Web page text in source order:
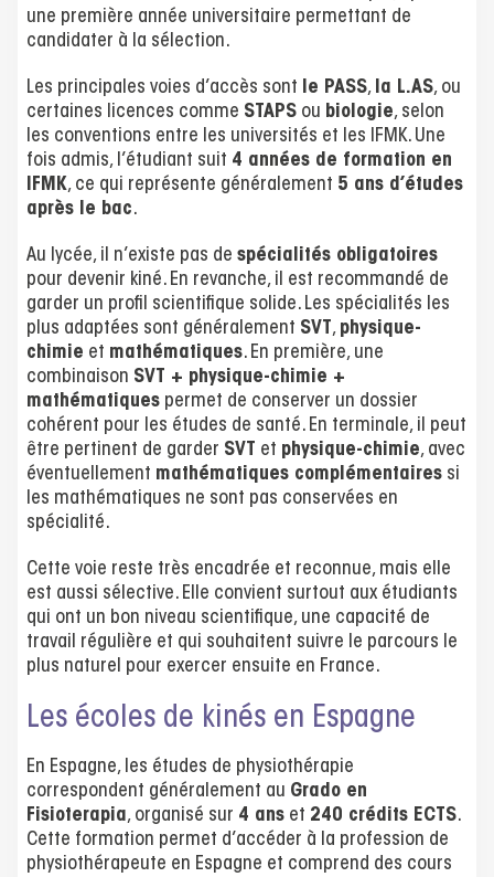
une première année universitaire permettant de
candidater à la sélection.
Les principales voies d’accès sont le PASS, la L.AS, ou
certaines licences comme STAPS ou biologie, selon
les conventions entre les universités et les IFMK. Une
fois admis, l’étudiant suit 4 années de formation en
IFMK, ce qui représente généralement 5 ans d’études
après le bac.
Au lycée, il n’existe pas de spécialités obligatoires
pour devenir kiné. En revanche, il est recommandé de
garder un profil scientifique solide. Les spécialités les
plus adaptées sont généralement SVT, physique-
chimie et mathématiques. En première, une
combinaison SVT + physique-chimie +
mathématiques permet de conserver un dossier
cohérent pour les études de santé. En terminale, il peut
être pertinent de garder SVT et physique-chimie, avec
éventuellement mathématiques complémentaires si
les mathématiques ne sont pas conservées en
spécialité.
Cette voie reste très encadrée et reconnue, mais elle
est aussi sélective. Elle convient surtout aux étudiants
qui ont un bon niveau scientifique, une capacité de
travail régulière et qui souhaitent suivre le parcours le
plus naturel pour exercer ensuite en France.
Les écoles de kinés en Espagne
En Espagne, les études de physiothérapie
correspondent généralement au Grado en
Fisioterapia, organisé sur 4 ans et 240 crédits ECTS.
Cette formation permet d’accéder à la profession de
physiothérapeute en Espagne et comprend des cours